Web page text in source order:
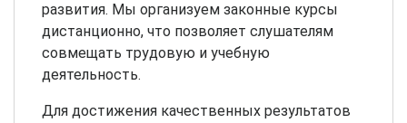
развития. Мы организуем законные курсы
дистанционно, что позволяет слушателям
совмещать трудовую и учебную
деятельность.
Для достижения качественных результатов